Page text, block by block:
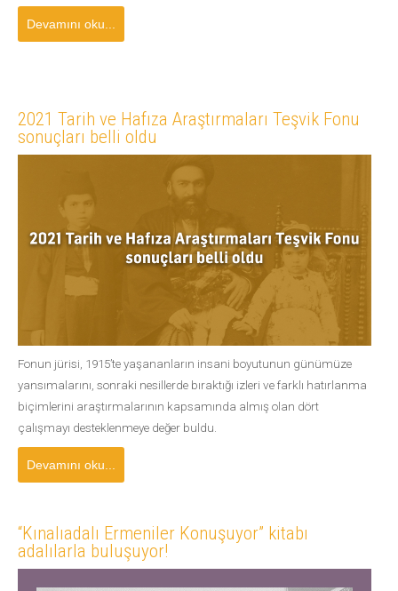
Devamını oku...
2021 Tarih ve Hafıza Araştırmaları Teşvik Fonu
sonuçları belli oldu
Fonun jürisi, 1915’te yaşananların insani boyutunun günümüze
yansımalarını, sonraki nesillerde bıraktığı izleri ve farklı hatırlanma
biçimlerini araştırmalarının kapsamında almış olan dört
çalışmayı desteklenmeye değer buldu.
Devamını oku...
“Kınalıadalı Ermeniler Konuşuyor” kitabı
adalılarla buluşuyor!